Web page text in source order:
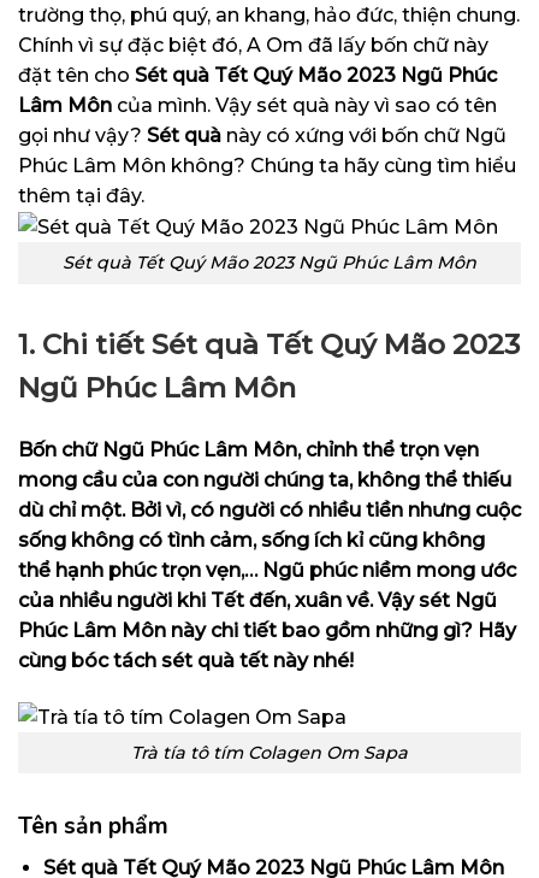
trường thọ, phú quý, an khang, hảo đức, thiện chung.
Chính vì sự đặc biệt đó, A Om đã lấy bốn chữ này
đặt tên cho Sét quà Tết Quý Mão 2023 Ngũ Phúc
Lâm Môn của mình. Vậy sét quà này vì sao có tên
gọi như vậy? Sét quà này có xứng với bốn chữ Ngũ
Phúc Lâm Môn không? Chúng ta hãy cùng tìm hiểu
thêm tại đây.
Sét quà Tết Quý Mão 2023 Ngũ Phúc Lâm Môn
1. Chi tiết Sét quà Tết Quý Mão 2023
Ngũ Phúc Lâm Môn
Bốn chữ Ngũ Phúc Lâm Môn, chỉnh thể trọn vẹn
mong cầu của con người chúng ta, không thể thiếu
dù chỉ một. Bởi vì, có người có nhiều tiền nhưng cuộc
sống không có tình cảm, sống ích kỉ cũng không
thể hạnh phúc trọn vẹn,… Ngũ phúc niềm mong ước
của nhiều người khi Tết đến, xuân về. Vậy sét Ngũ
Phúc Lâm Môn này chi tiết bao gồm những gì? Hãy
cùng bóc tách sét quà tết này nhé!
Trà tía tô tím Colagen Om Sapa
Tên sản phẩm
Sét quà Tết Quý Mão 2023 Ngũ Phúc Lâm Môn